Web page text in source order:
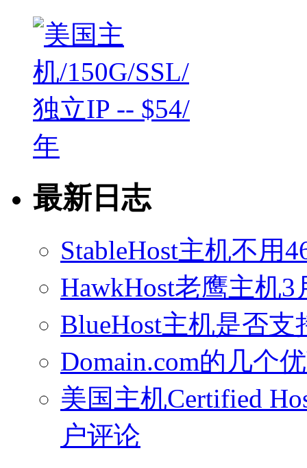
最新日志
StableHost主机不用
HawkHost老鹰主机
BlueHost主机是否
Domain.com的几个
美国主机Certified
户评论